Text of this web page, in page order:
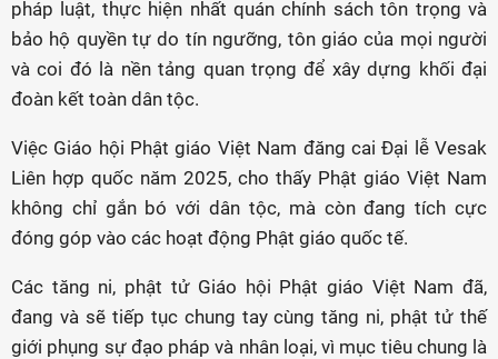
pháp luật, thực hiện nhất quán chính sách tôn trọng và
bảo hộ quyền tự do tín ngưỡng, tôn giáo của mọi người
và coi đó là nền tảng quan trọng để xây dựng khối đại
đoàn kết toàn dân tộc.
Việc Giáo hội Phật giáo Việt Nam đăng cai Đại lễ Vesak
Liên hợp quốc năm 2025, cho thấy Phật giáo Việt Nam
không chỉ gắn bó với dân tộc, mà còn đang tích cực
đóng góp vào các hoạt động Phật giáo quốc tế.
Các tăng ni, phật tử Giáo hội Phật giáo Việt Nam đã,
đang và sẽ tiếp tục chung tay cùng tăng ni, phật tử thế
giới phụng sự đạo pháp và nhân loại, vì mục tiêu chung là